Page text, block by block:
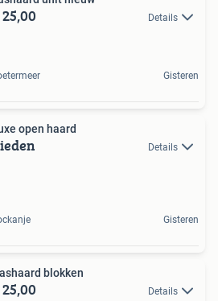
Details
Gisteren
open haard
Details
Gisteren
blokken
Details